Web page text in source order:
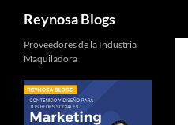
Reynosa Blogs
Proveedores de la Industria
Maquiladora